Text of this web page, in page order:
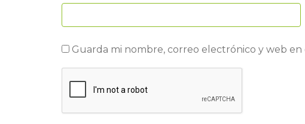
Guarda mi nombre, correo electrónico y web